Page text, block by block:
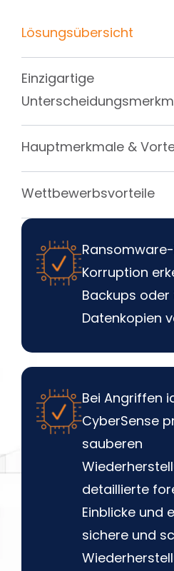
Lösungsübersicht
Einzigartige
Hauptmerkmale &
Wettbewerbsvorteile
Korruption
Backups oder
Datenkopien
Bei Angriffen
CyberSense
sauberen
detaillierte
Einblicke und
sichere und